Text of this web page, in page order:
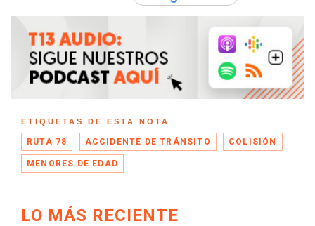
ETIQUETAS DE ESTA NOTA
RUTA 78 ACCIDENTE DE TRÁNSITO COLISIÓN
MENORES DE EDAD
LO MÁS RECIENTE